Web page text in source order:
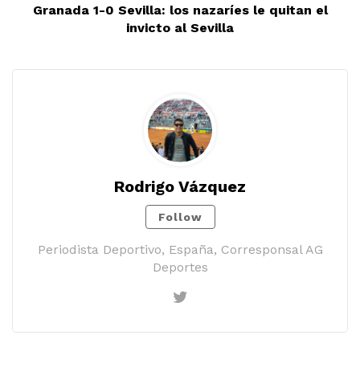
Granada 1-0 Sevilla: los nazaríes le quitan el
invicto al Sevilla
Rodrigo Vázquez
Follow
Periodista Deportivo, España, Corresponsal AG
Deportes